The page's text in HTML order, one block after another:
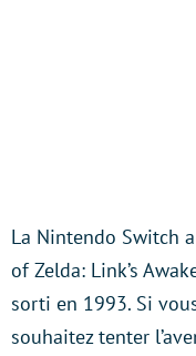
La Nintendo Switch
of Zelda: Link’s
sorti en 1993. Si
souhaitez tenter